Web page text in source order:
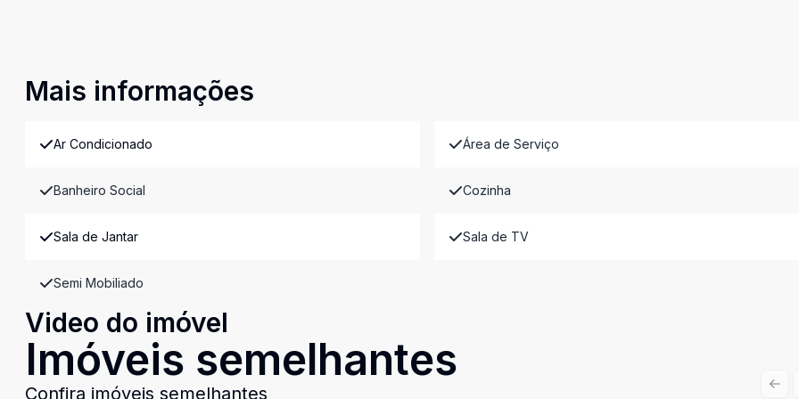
Mais informações
Ar Condicionado Área de Serviço
Banheiro Social Cozinha
Sala de Jantar Sala de TV
Semi Mobiliado
Video do imóvel
Imóveis semelhantes
Confira imóveis semelhantes